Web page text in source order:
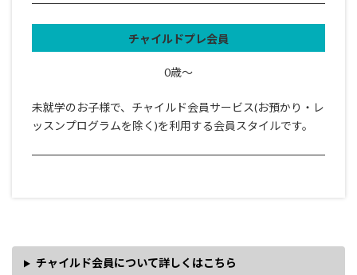
チャイルドプレ会員
0歳～
未就学のお子様で、チャイルド会員サービス(お預かり・レ
ッスンプログラムを除く)を利用する会員スタイルです。
チャイルド会員について詳しくはこちら